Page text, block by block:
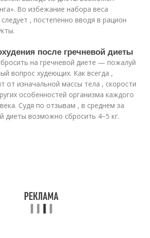
Во избежание набора веса
, постепенно вводя в рацион
после гречневой диеты
на гречневой диете — пожалуй
вопрос худеющих. Как всегда ,
от изначальной массы тела , скорости
особенностей организма каждого
Судя по отзывам , в среднем за
диеты возможно сбросить 4−5 кг.